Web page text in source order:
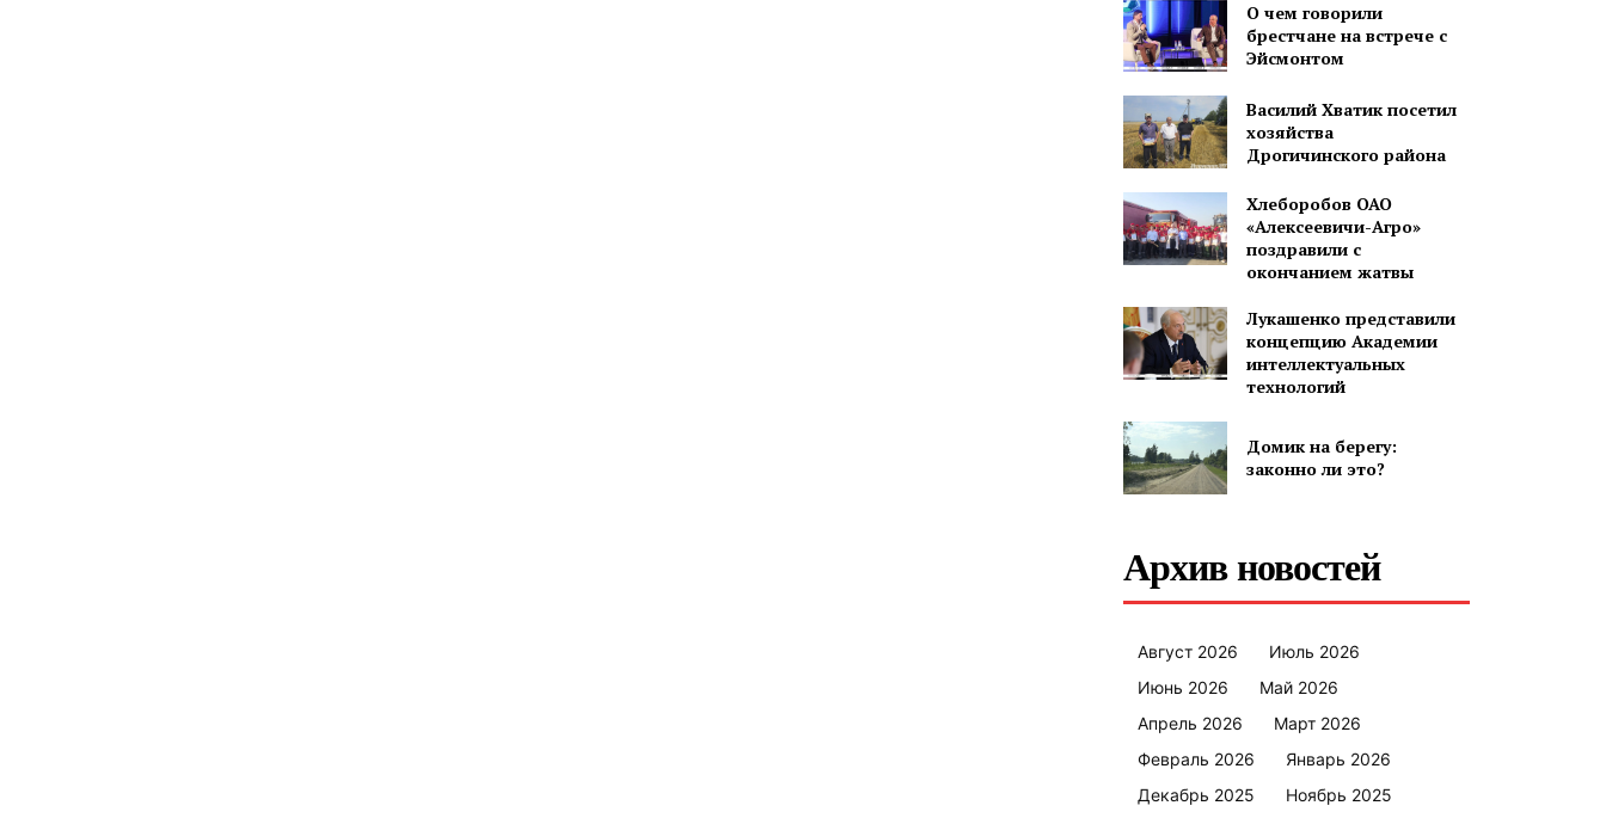
О чем говорили
брестчане на встрече с
Эйсмонтом
Василий Хватик посетил
хозяйства
Дрогичинского района
Хлеборобов ОАО
«Алексеевичи-Агро»
поздравили с
окончанием жатвы
Лукашенко представили
концепцию Академии
интеллектуальных
технологий
Домик на берегу:
законно ли это?
Архив новостей
Август 2026
Июль 2026
Июнь 2026
Май 2026
Апрель 2026
Март 2026
Февраль 2026
Январь 2026
Декабрь 2025
Ноябрь 2025